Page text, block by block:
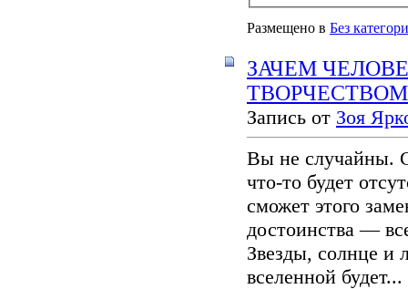
Размещено в Без
ЗАЧЕМ
Запись от Зоя
Вы не случайны.
что-то будет
сможет этого
достоинства —
Звезды, солнце и
вселенной будет...